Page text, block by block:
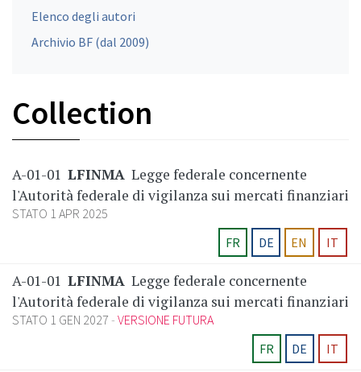
Collection
A-01-01 LFINMA Legge federale concernente
l'Autorità federale di vigilanza sui mercati finanziari
STATO 1 APR 2025
FR
DE EN IT
A-01-01 LFINMA Legge federale concernente
l'Autorità federale di vigilanza sui mercati finanziari
STATO 1 GEN 2027 VERSIONE FUTURA
FR
DE IT
Elenco degli autori
Archivio BF (dal 2009)